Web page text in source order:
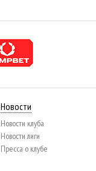
Новости
Новости клуба
Новости лиги
Пресса о клубе